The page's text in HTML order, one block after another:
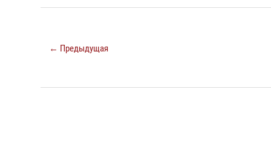
← Предыдущая